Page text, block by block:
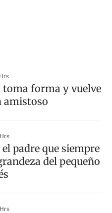
toma forma y vuelve
amistoso
el padre que siempre
del pequeño